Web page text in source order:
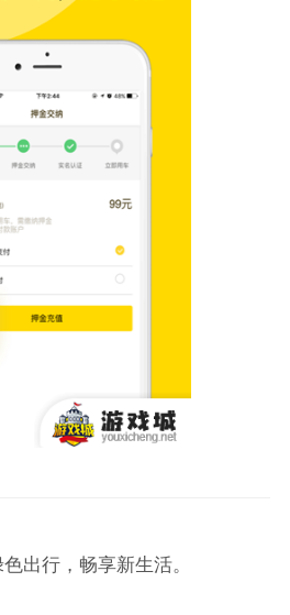
行，畅享新生活。